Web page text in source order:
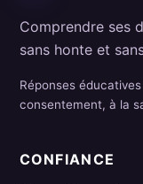
Comprendre ses
sans honte et
Réponses
consentement, à la
CONFIANCE